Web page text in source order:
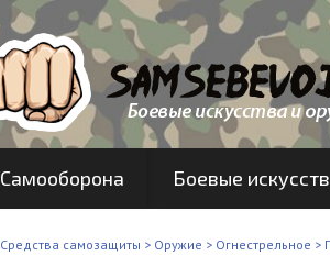
Самооборона Боевые
Средства самозащиты > Оружие > Огнестрельное >